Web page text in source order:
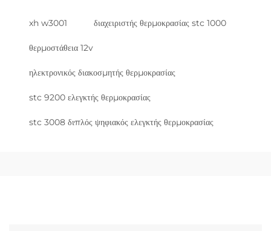
xh w3001 διαχειριστής θερμοκρασίας stc 1000
θερμοστάθεια 12v
ηλεκτρονικός διακοσμητής θερμοκρασίας
stc 9200 ελεγκτής θερμοκρασίας
stc 3008 διπλός ψηφιακός ελεγκτής θερμοκρασίας